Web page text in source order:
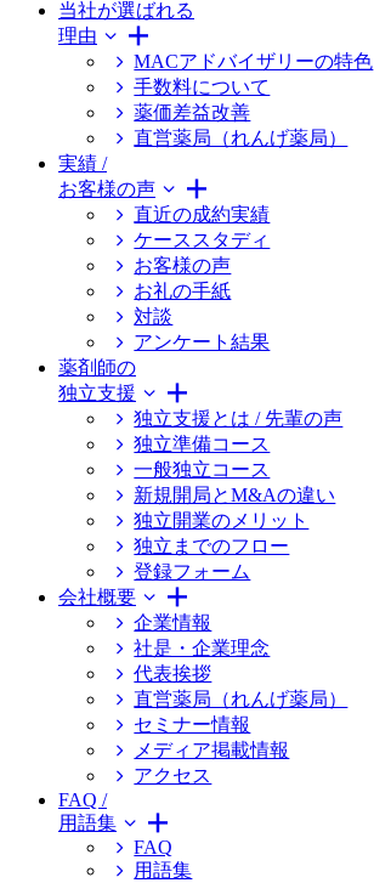
当社が選ばれる
理由
MACアドバイザリーの特色
手数料について
薬価差益改善
直営薬局（れんげ薬局）
実績 /
お客様の声
直近の成約実績
ケーススタディ
お客様の声
お礼の手紙
対談
アンケート結果
薬剤師の
独立支援
独立支援とは / 先輩の声
独立準備コース
一般独立コース
新規開局とM&Aの違い
独立開業のメリット
独立までのフロー
登録フォーム
会社概要
企業情報
社是・企業理念
代表挨拶
直営薬局（れんげ薬局）
セミナー情報
メディア掲載情報
アクセス
FAQ /
用語集
FAQ
用語集